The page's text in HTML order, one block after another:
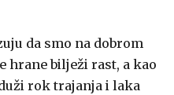
da smo na dobrom
hrane bilježi rast, a kao
rok trajanja i laka